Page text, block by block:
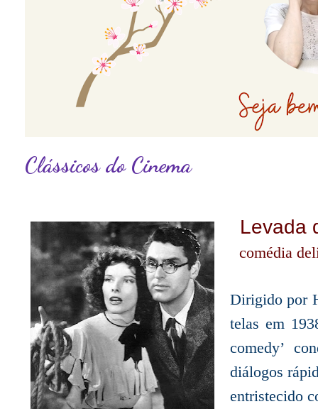
Clássicos do Cinema
Levada
comédia
Dirigido por
telas em
comedy’
diálogos
entristecido